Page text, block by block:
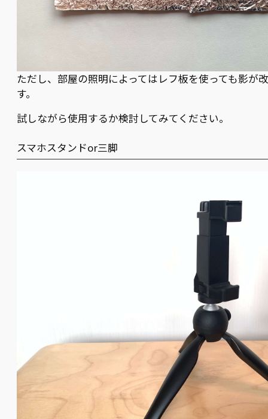
ただし、部屋の照明によってはレフ板を使っても影が
す。
試しながら使用するか検討してみてください。
スマホスタンドor三脚